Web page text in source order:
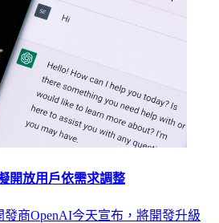
開放用戶依需求調整
發商OpenAI今天宣布，將開發升級